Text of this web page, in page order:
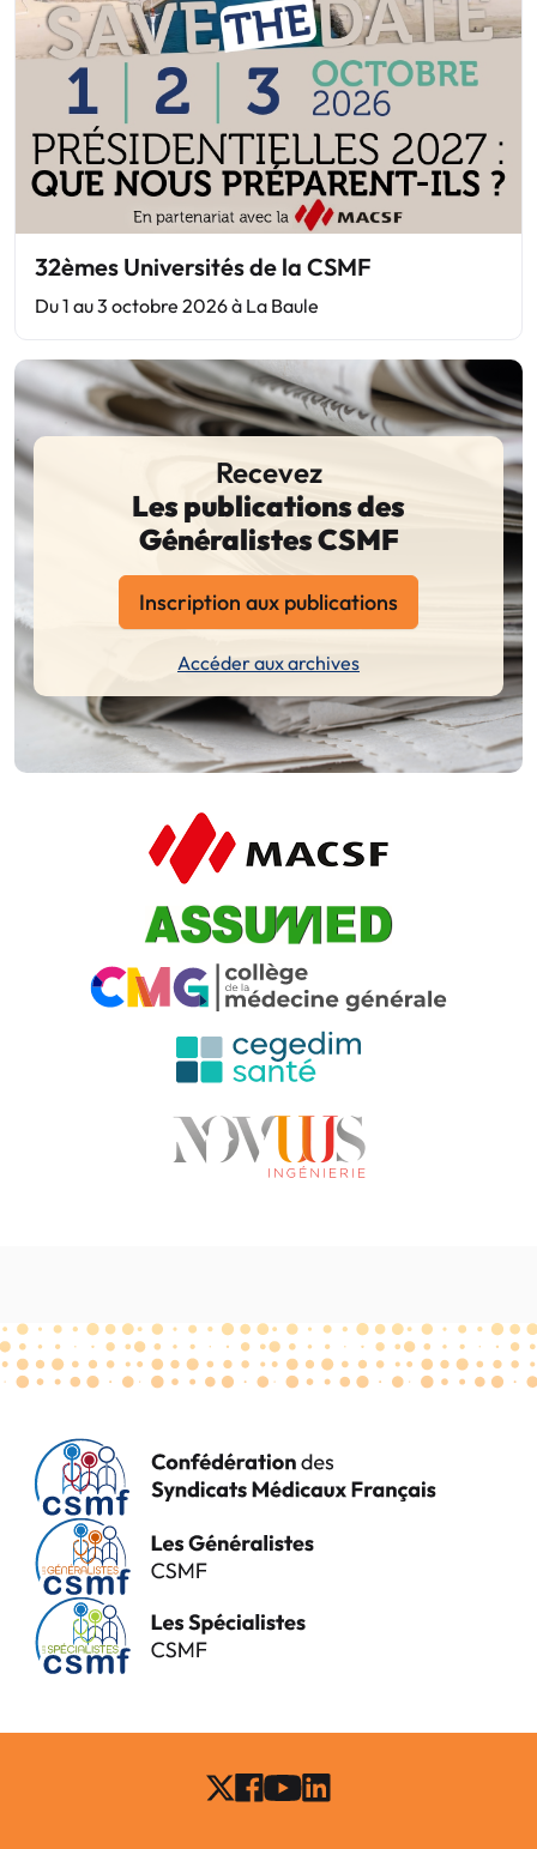
32èmes Universités de la CSMF
Du 1 au 3 octobre 2026 à La Baule
Recevez
Les publications des
Généralistes CSMF
Inscription aux publications
Accéder aux archives